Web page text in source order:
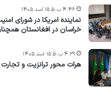
نماینده امریکا در شورای
خراسان در افغانستان
۴:۴۶ ب.ظ ۱۵ اسد ۱۴۰۵
هرات محور ترانزیت و تجارت
۴:۲۹ ب.ظ ۱۵ اسد ۱۴۰۵